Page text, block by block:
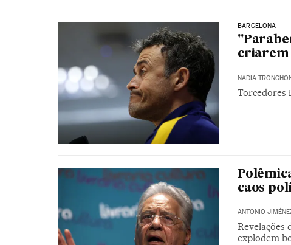
BARCELONA
criarem
NADIA
Torcedores
caos
ANTONIO
Revelações
explodem